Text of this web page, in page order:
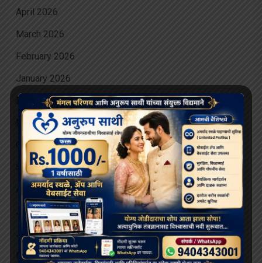
April 2026
March 2026
February 2026
January 2026
December 2025
November 2025
October 2025
September 2025
August 2025
July 2025
June 2025
May 2025